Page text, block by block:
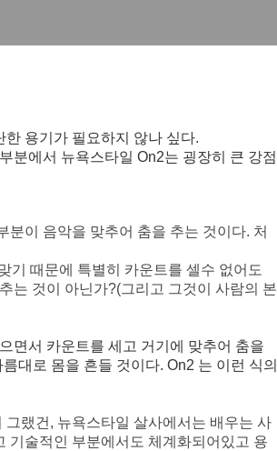
용기가 필요하지 않나 싶다.
분에서 뉴욕스타일 On2는 굉장히 큰 강점
분이 음악을 맞추어 춤을 추는 것이다. 처
기 때문에 특별히 카운트를 셀수 없어도
는 것이 아닌가?(그리고 그것이 사람의 본
면서 카운트를 세고 거기에 맞추어 춤을
대로 몸을 흔들 것이다. On2 는 이런 식의
랬건, 뉴욕스타일 살사에서는 배우는 사
기술적인 부분에서도 체계화되어있고 용